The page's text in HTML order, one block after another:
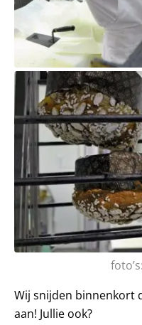
Wij snijden binnenkort
aan! Jullie ook?